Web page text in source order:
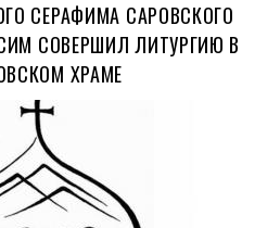
СЕРАФИМА САРОВСКОГО
СОВЕРШИЛ ЛИТУРГИЮ В
ХРАМЕ